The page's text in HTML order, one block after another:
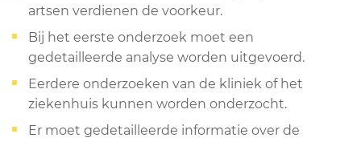
artsen verdienen de voorkeur.
Bij het eerste onderzoek moet een
gedetailleerde analyse worden uitgevoerd.
Eerdere onderzoeken van de kliniek of het
ziekenhuis kunnen worden onderzocht.
Er moet gedetailleerde informatie over de